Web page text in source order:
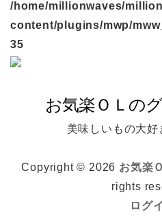
/home/millionwaves/
content/plugins/mwp/
35
美味しいもの大好
Copyright © 2026 お気楽
rights
ログ